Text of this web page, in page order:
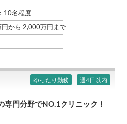
10名程度
円から 2,000万円まで
ゆったり勤務 週4日以内
門分野でNO.1クリニック！